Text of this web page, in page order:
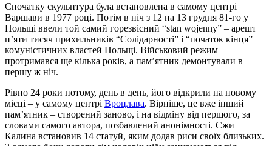
Спочатку скульптура була встановлена в самому центрі
Варшави в 1977 році. Потім в ніч з 12 на 13 грудня 81-го у
Польщі ввели той самий горезвісний “stan wojenny” – арешт
п’яти тисяч прихильників “Солідарності” і “початок кінця”
комуністичних властей Польщі. Військовий режим
протримався ще кілька років, а пам’ятник демонтували в
першу ж ніч.
Рівно 24 роки потому, день в день, його відкрили на новому
місці – у самому центрі Вроцлава. Вірніше, це вже інший
пам’ятник – створений заново, і на відміну від першого, за
словами самого автора, позбавлений анонімності. Єжи
Калина встановив 14 статуй, яким додав риси своїх близьких.